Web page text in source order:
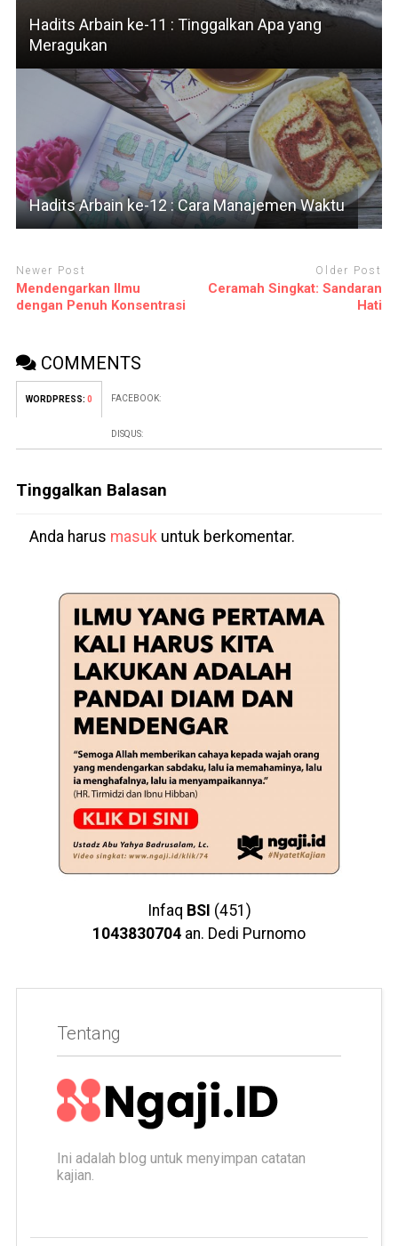
Hadits Arbain ke-11 : Tinggalkan Apa yang
Meragukan
Hadits Arbain ke-12 : Cara Manajemen Waktu
Newer Post
Mendengarkan Ilmu
dengan Penuh Konsentrasi
Older Post
Ceramah Singkat: Sandaran
Hati
COMMENTS
WORDPRESS: 0 FACEBOOK:
DISQUS:
Tinggalkan Balasan
Anda harus masukuntuk berkomentar.
Infaq BSI (451)
1043830704 an. Dedi Purnomo
Tentang
Ini adalah blog untuk menyimpan catatan
kajian.